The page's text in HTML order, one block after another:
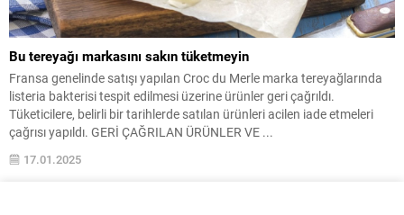
Bu tereyağı markasını sakın tüketmeyin
Fransa genelinde satışı yapılan Croc du Merle marka tereyağlarında
listeria bakterisi tespit edilmesi üzerine ürünler geri çağrıldı.
Tüketicilere, belirli bir tarihlerde satılan ürünleri acilen iade etmeleri
çağrısı yapıldı. GERİ ÇAĞRILAN ÜRÜNLER VE ...
17.01.2025